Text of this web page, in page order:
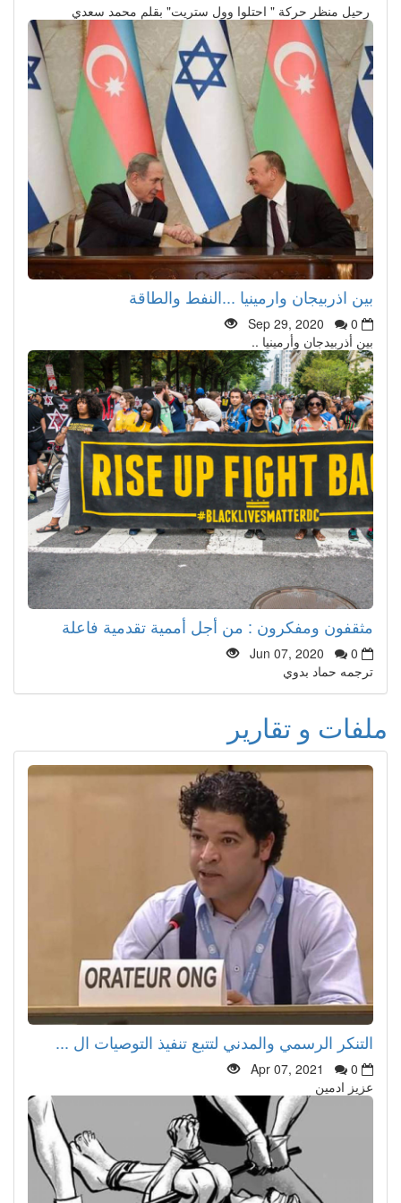
رحيل منظر حركة " احتلوا وول ستريت" بقلم محمد سعدي
بين اذربيجان وارمينيا ...النفط والطاقة
Sep 29, 2020
0
بين أذربيدجان وأرمينيا ..
مثقفون ومفكرون : من أجل أممية تقدمية فاعلة
Jun 07, 2020
0
ترجمه حماد بدوي
ملفات و تقارير
التنكر الرسمي والمدني لتتبع تنفيذ التوصيات ال ...
Apr 07, 2021
0
عزيز ادمين